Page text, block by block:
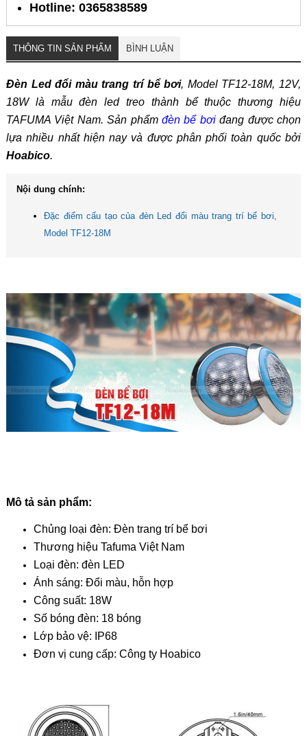
Hotline: 0365838589
THÔNG TIN SẢN PHẨM BÌNH LUẬN
Đèn Led đổi màu trang trí bể bơi, Model TF12-18M, 12V,
18W là mẫu đèn led treo thành bể thuộc thương hiệu
TAFUMA Việt Nam. Sản phẩm đèn bể bơiđang được chọn
lựa nhiều nhất hiện nay và được phân phối toàn quốc bởi
Hoabico.
Nội dung chính:
Đặc điểm cấu tạo của đèn Led đổi màu trang trí bể bơi,
Model TF12-18M
Mô tả sản phẩm:
Chủng loại đèn: Đèn trang trí bể bơi
Thương hiệu Tafuma Việt Nam
Loại đèn: đèn LED
Ánh sáng: Đổi màu, hỗn hợp
Công suất: 18W
Số bóng đèn: 18 bóng
Lớp bảo vệ: IP68
Đơn vị cung cấp: Công ty Hoabico